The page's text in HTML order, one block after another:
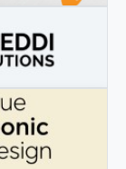
3D